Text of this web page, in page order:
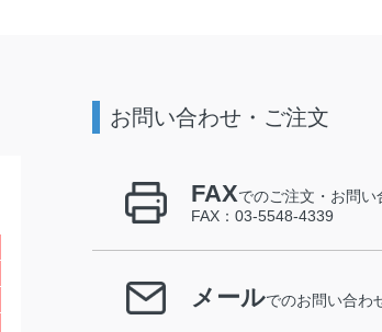
お問い合わせ・ご注文
FAXでのご注文・お問い
FAX：03-5548-4339
メールでのお問い合わ